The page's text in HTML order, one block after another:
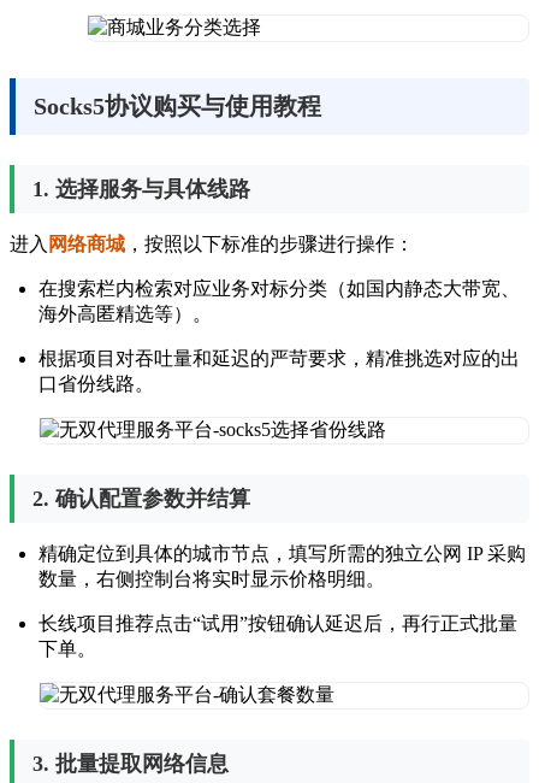
Socks5协议购买与使用教程
1. 选择服务与具体线路
进入 网络商城 ，按照以下标准的步骤进行操作：
在搜索栏内检索对应业务对标分类（如国内静态大带宽、
海外高匿精选等）。
根据项目对吞吐量和延迟的严苛要求，精准挑选对应的出
口省份线路。
2. 确认配置参数并结算
精确定位到具体的城市节点，填写所需的独立公网 IP 采购
数量，右侧控制台将实时显示价格明细。
长线项目推荐点击“试用”按钮确认延迟后，再行正式批量
下单。
3. 批量提取网络信息